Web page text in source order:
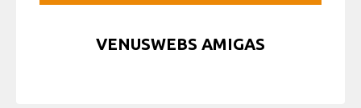
VENUSWEBS AMIGAS